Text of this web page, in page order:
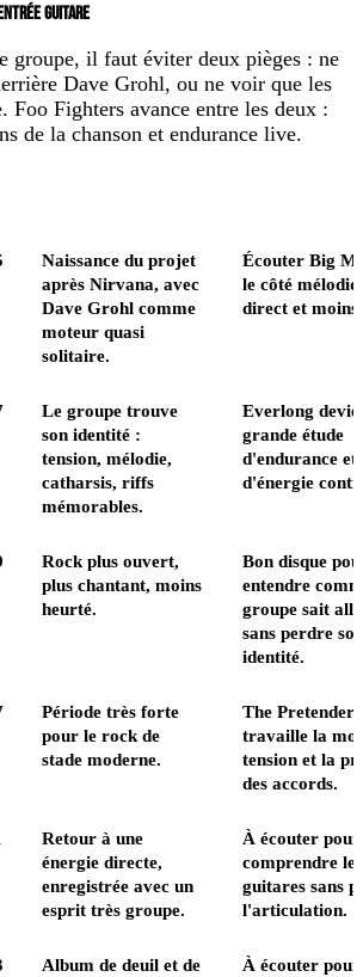
GUITARE
groupe, il faut éviter deux pièges : ne
Dave Grohl, ou ne voir que les
Foo Fighters avance entre les deux :
de la chanson et endurance live.
Naissance du projet
après Nirvana, avec
Dave Grohl comme
moteur quasi
solitaire.
Écouter Big
le côté
direct et moins
Le groupe trouve
son identité :
tension, mélodie,
catharsis, riffs
mémorables.
Everlong
grande étude
d'endurance et
d'énergie
Rock plus ouvert,
plus chantant, moins
heurté.
Bon disque
entendre
groupe sait
sans perdre son
identité.
Période très forte
pour le rock de
stade moderne.
The Pretender
travaille la
tension et la
des accords.
Retour à une
énergie directe,
enregistrée avec un
esprit très groupe.
À écouter pour
comprendre le
guitares sans
l'articulation.
Album de deuil et de À écouter